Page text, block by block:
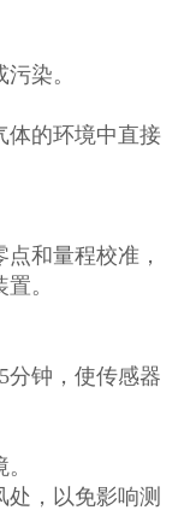
污染。
体的环境中直接
和量程校准，
置。
分钟，使传感器
。
，以免影响测